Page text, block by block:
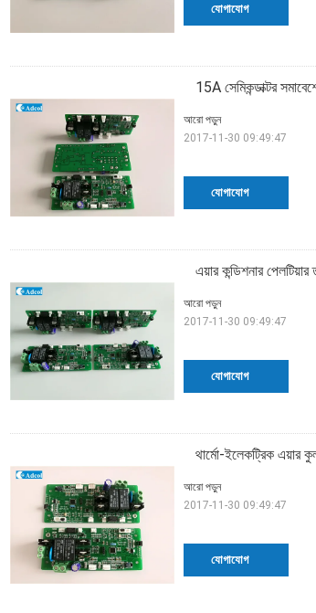
যোগাযোগ
15A সেমিকন্ডাক্টর
যোগাযোগ
আরো পড়ুন
2017-11-30 09:49:47
এয়ার কন্ডিশনার
যোগাযোগ
আরো পড়ুন
2017-11-30 09:49:47
থার্মো-ইলেকট্রিক এয়ার
যোগাযোগ
আরো পড়ুন
2017-11-30 09:49:47